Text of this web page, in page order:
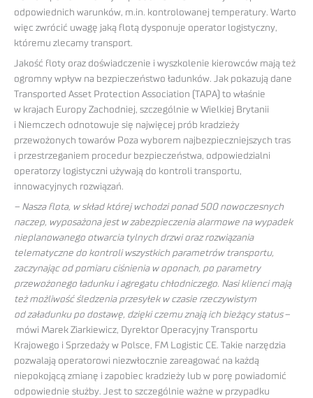
odpowiednich warunków, m.in. kontrolowanej temperatury. Warto
więc zwrócić uwagę jaką flotą dysponuje operator logistyczny,
któremu zlecamy transport.
Jakość floty oraz doświadczenie i wyszkolenie kierowców mają też
ogromny wpływ na bezpieczeństwo ładunków. Jak pokazują dane
Transported Asset Protection Association (TAPA) to właśnie
w krajach Europy Zachodniej, szczególnie w Wielkiej Brytanii
i Niemczech odnotowuje się najwięcej prób kradzieży
przewożonych towarów Poza wyborem najbezpieczniejszych tras
i przestrzeganiem procedur bezpieczeństwa, odpowiedzialni
operatorzy logistyczni używają do kontroli transportu,
innowacyjnych rozwiązań.
– Nasza flota, w skład której wchodzi ponad 500 nowoczesnych
naczep, wyposażona jest w zabezpieczenia alarmowe na wypadek
nieplanowanego otwarcia tylnych drzwi oraz rozwiązania
telematyczne do kontroli wszystkich parametrów transportu,
zaczynając od pomiaru ciśnienia w oponach, po parametry
przewożonego ładunku i agregatu chłodniczego. Nasi klienci mają
też możliwość śledzenia przesyłek w czasie rzeczywistym
od załadunku po dostawę, dzięki czemu znają ich bieżący status–
mówi Marek Ziarkiewicz, Dyrektor Operacyjny Transportu
Krajowego i Sprzedaży w Polsce, FM Logistic CE. Takie narzędzia
pozwalają operatorowi niezwłocznie zareagować na każdą
niepokojącą zmianę i zapobiec kradzieży lub w porę powiadomić
odpowiednie służby. Jest to szczególnie ważne w przypadku